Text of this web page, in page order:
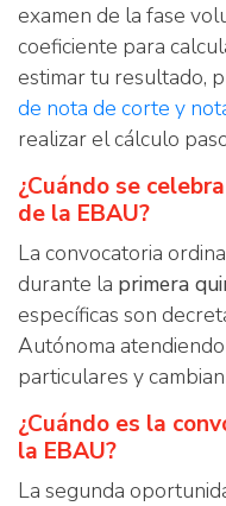
examen de la fase
coeficiente para
estimar tu resultado,
de nota de corte y
realizar el cálculo
¿Cuándo se
de la EBAU?
La convocatoria
durante la primera
específicas son
Autónoma
particulares y
¿Cuándo es la
la EBAU?
La segunda